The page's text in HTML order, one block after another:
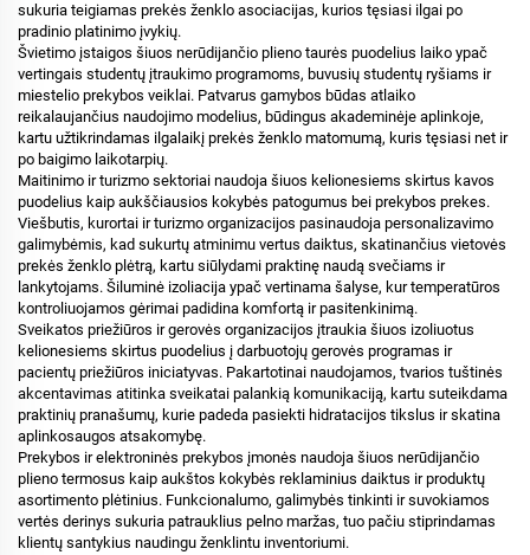
sukuria teigiamas prekės ženklo asociacijas, kurios tęsiasi ilgai po
pradinio platinimo įvykių.
Švietimo įstaigos šiuos nerūdijančio plieno taurės puodelius laiko ypač
vertingais studentų įtraukimo programoms, buvusių studentų ryšiams ir
miestelio prekybos veiklai. Patvarus gamybos būdas atlaiko
reikalaujančius naudojimo modelius, būdingus akademinėje aplinkoje,
kartu užtikrindamas ilgalaikį prekės ženklo matomumą, kuris tęsiasi net ir
po baigimo laikotarpių.
Maitinimo ir turizmo sektoriai naudoja šiuos kelionesiems skirtus kavos
puodelius kaip aukščiausios kokybės patogumus bei prekybos prekes.
Viešbutis, kurortai ir turizmo organizacijos pasinaudoja personalizavimo
galimybėmis, kad sukurtų atminimu vertus daiktus, skatinančius vietovės
prekės ženklo plėtrą, kartu siūlydami praktinę naudą svečiams ir
lankytojams. Šiluminė izoliacija ypač vertinama šalyse, kur temperatūros
kontroliuojamos gėrimai padidina komfortą ir pasitenkinimą.
Sveikatos priežiūros ir gerovės organizacijos įtraukia šiuos izoliuotus
kelionesiems skirtus puodelius į darbuotojų gerovės programas ir
pacientų priežiūros iniciatyvas. Pakartotinai naudojamos, tvarios tuštinės
akcentavimas atitinka sveikatai palankią komunikaciją, kartu suteikdama
praktinių pranašumų, kurie padeda pasiekti hidratacijos tikslus ir skatina
aplinkosaugos atsakomybę.
Prekybos ir elektroninės prekybos įmonės naudoja šiuos nerūdijančio
plieno termosus kaip aukštos kokybės reklaminius daiktus ir produktų
asortimento plėtinius. Funkcionalumo, galimybės tinkinti ir suvokiamos
vertės derinys sukuria patrauklius pelno maržas, tuo pačiu stiprindamas
klientų santykius naudingu ženklintu inventoriumi.